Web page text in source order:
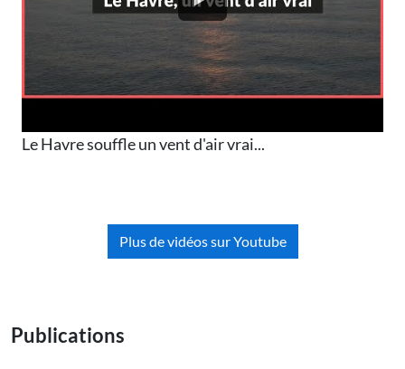
Le Havre souffle un vent d'air vrai...
Plus de vidéos sur Youtube
Publications